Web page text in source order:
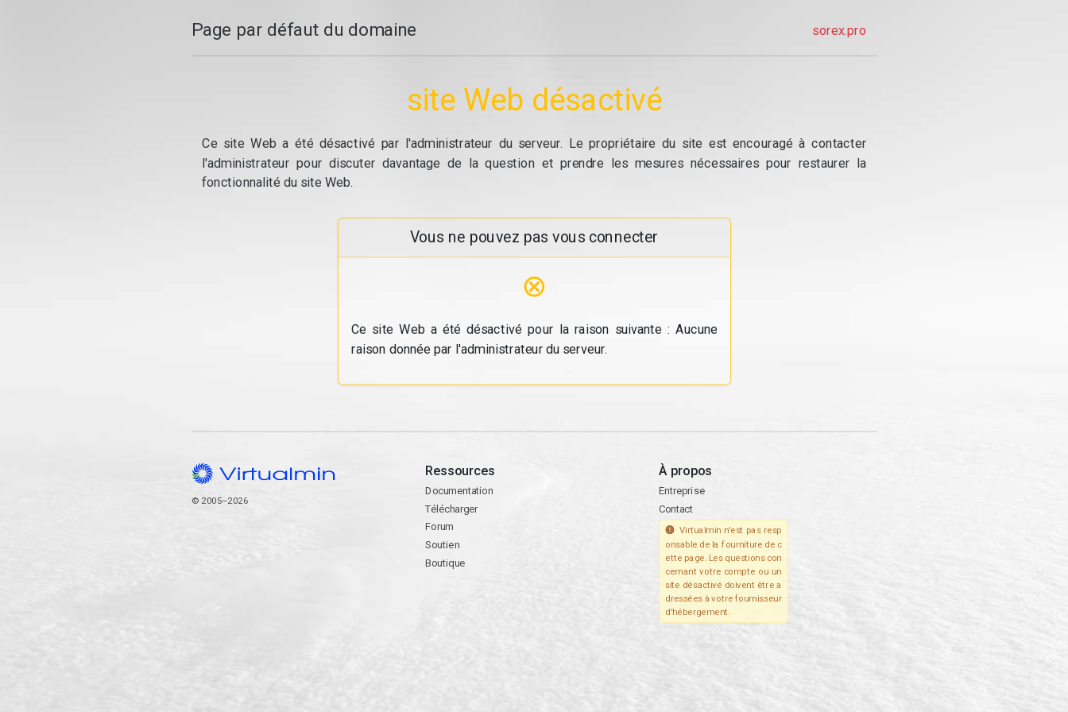
Page par défaut du domaine sorex.pro
site Web désactivé
Ce site Web a été désactivé par l'administrateur du serveur. Le propriétaire du site est encouragé à contacter
l'administrateur pour discuter davantage de la question et prendre les mesures nécessaires pour restaurer la
fonctionnalité du site Web.
Vous ne pouvez pas vous connecter
⊗
Ce site Web a été désactivé pour la raison suivante : Aucune
raison donnée par l'administrateur du serveur.
© 2005–2026
Ressources
Documentation
Télécharger
Forum
Soutien
Boutique
À propos
Entreprise
Contact
Virtualmin n'est pas resp
onsable de la fourniture de c
ette page. Les questions con
cernant votre compte ou un
site désactivé doivent être a
dressées à votre fournisseur
d'hébergement.